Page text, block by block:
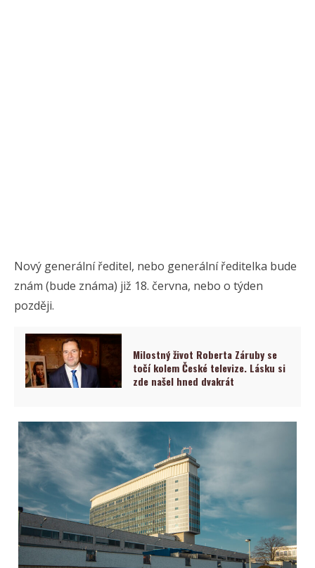
Nový generální ředitel, nebo generální ředitelka bude
znám (bude známa) již 18. června, nebo o týden
později.
Milostný život Roberta Záruby se
točí kolem České televize. Lásku si
zde našel hned dvakrát